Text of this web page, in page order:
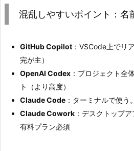
い
い
（少
も
O
K）
混乱しやすいポイント：名
GitHub Copilot ：VSCode上でリ
完が主）
OpenAI Codex ：プロジェクト全
ト（より高度）
Claude Code ：ターミナルで使う
Claude Cowork ：デスクトップ
有料プラン必須